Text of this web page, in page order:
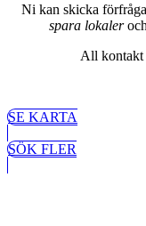
Ni kan skicka
spara lokaler
All kontakt
SE KARTA
SÖK FLER